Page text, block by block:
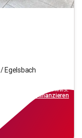
Egelsbach
inkl.MwSt.
finanzieren